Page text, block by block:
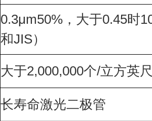
0.3μm50%，大于0.45时
和JIS）
大于2,000,000个/立方英
长寿命激光二极管